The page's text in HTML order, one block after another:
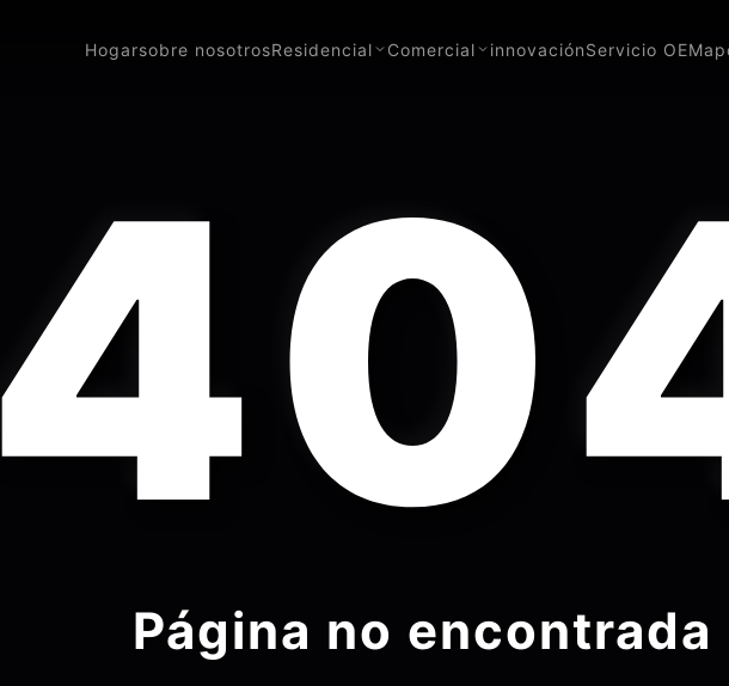
Hogarsobre nosotrosResidencial Comercial innovaciónServicio OEM
Página no encontrada